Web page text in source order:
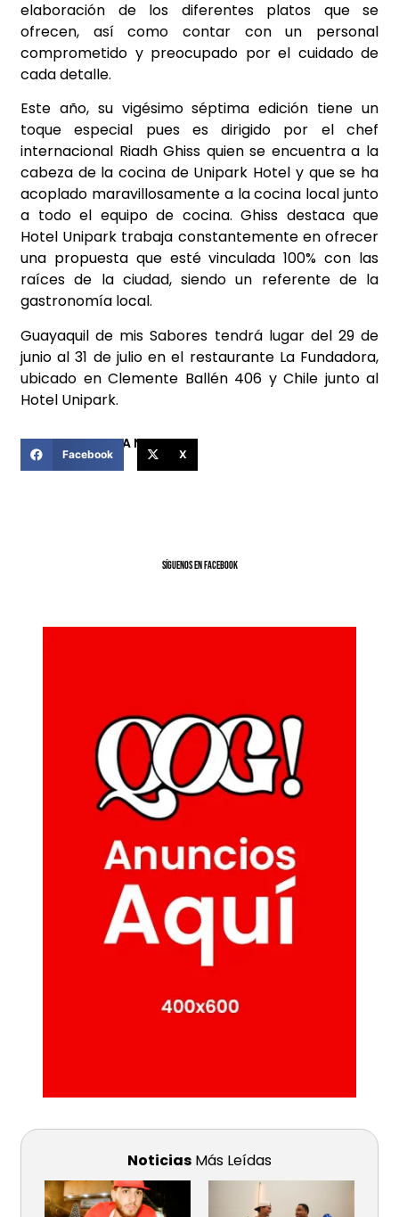
elaboración de los diferentes platos que se
ofrecen, así como contar con un personal
comprometido y preocupado por el cuidado de
cada detalle.
Este año, su vigésimo séptima edición tiene un
toque especial pues es dirigido por el chef
internacional Riadh Ghiss quien se encuentra a la
cabeza de la cocina de Unipark Hotel y que se ha
acoplado maravillosamente a la cocina local junto
a todo el equipo de cocina. Ghiss destaca que
Hotel Unipark trabaja constantemente en ofrecer
una propuesta que esté vinculada 100% con las
raíces de la ciudad, siendo un referente de la
gastronomía local.
Guayaquil de mis Sabores tendrá lugar del 29 de
junio al 31 de julio en el restaurante La Fundadora,
ubicado en Clemente Ballén 406 y Chile junto al
Hotel Unipark.
COMPARTIR ESTA NOTICIA
Facebook X
SíGUENOS EN FACEBOOK
Noticias Más Leídas